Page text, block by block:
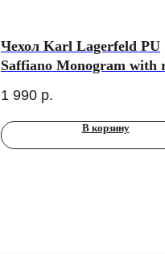
Чехол Karl Lagerfeld PU
Saffiano Monogram with
AirPods Pro 3, Pink
1 990 р.
В корзину